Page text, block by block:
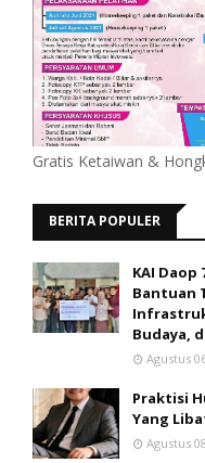
Gratis Ketaiwan &
BERITA POPULER
KAI Daop
Bantuan
Budaya,
Agustus
Praktisi
Yang
Agustus